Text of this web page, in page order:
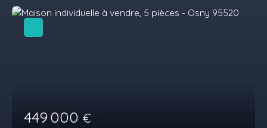
449 000 €